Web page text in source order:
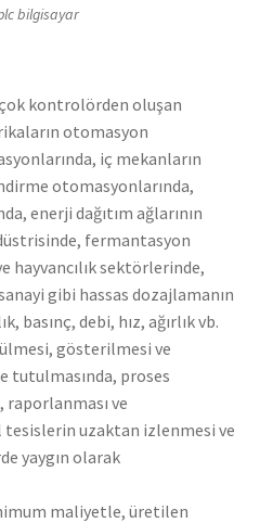
bilgisayar
kontrolörden oluşan
otomasyon
iç mekanların
otomasyonlarında,
enerji dağıtım ağlarının
fermantasyon
hayvancılık sektörlerinde,
gibi hassas dozajlamanın
basınç, debi, hız, ağırlık vb.
gösterilmesi ve
tutulmasında, proses
raporlanması ve
tesislerin uzaktan izlenmesi ve
yaygın olarak
maliyetle, üretilen